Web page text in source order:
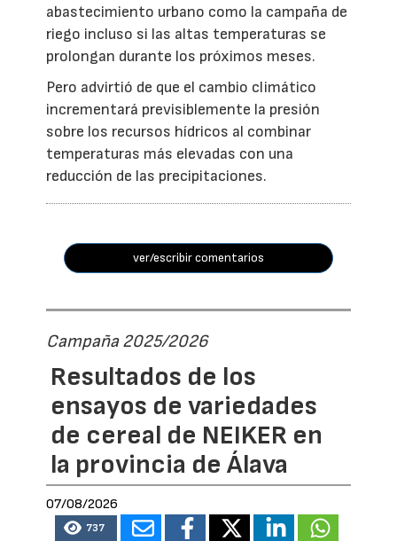
abastecimiento urbano como la campaña de
riego incluso si las altas temperaturas se
prolongan durante los próximos meses.
Pero advirtió de que el cambio climático
incrementará previsiblemente la presión
sobre los recursos hídricos al combinar
temperaturas más elevadas con una
reducción de las precipitaciones.
ver/escribir comentarios
Campaña 2025/2026
Resultados de los
ensayos de variedades
de cereal de NEIKER en
la provincia de Álava
07/08/2026
737